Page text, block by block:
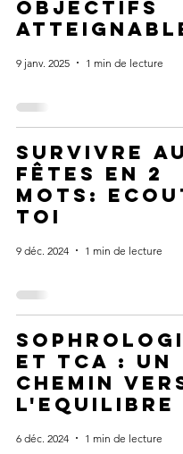
objectifs
9 janv. 2025 1 min de lecture
survivre
fêtes en 2
mots:
toi
9 déc. 2024 1 min de lecture
et tca : un
chemin
l'equilibre
6 déc. 2024 1 min de lecture